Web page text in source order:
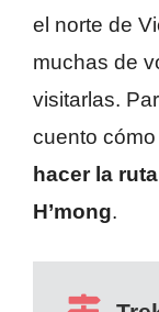
el norte de
muchas de
visitarlas.
cuento cómo
hacer la
H’mong.